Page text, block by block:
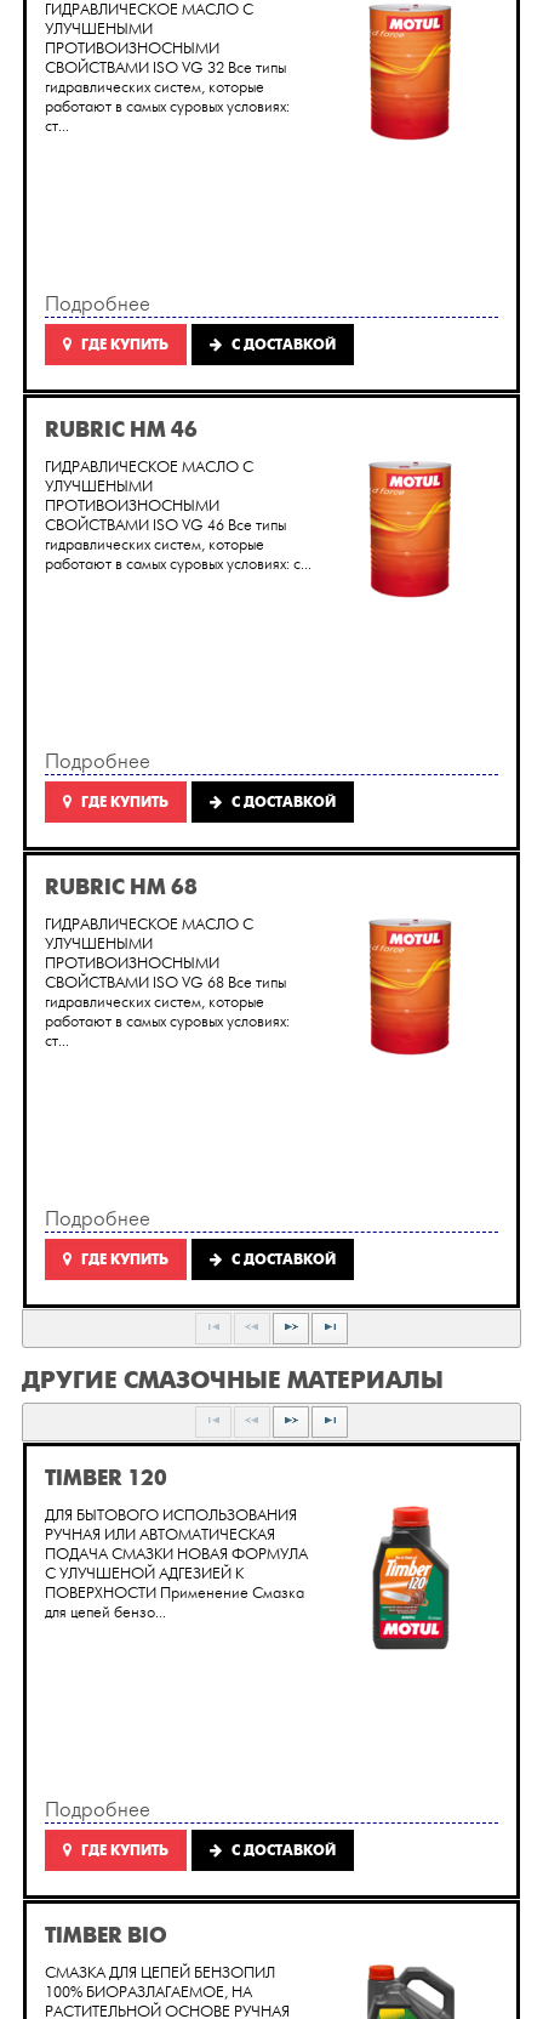
ГИДРАВЛИЧЕСКОЕ МАСЛО С
УЛУЧШЕНЫМИ
ПРОТИВОИЗНОСНЫМИ
СВОЙСТВАМИ ISO VG 32 Все типы
гидравлических систем, которые
работают в самых суровых условиях:
ст...
Подробнее
ГДЕ КУПИТЬ C ДОСТАВКОЙ
RUBRIC HM 46
ГИДРАВЛИЧЕСКОЕ МАСЛО С
УЛУЧШЕНЫМИ
ПРОТИВОИЗНОСНЫМИ
СВОЙСТВАМИ ISO VG 46 Все типы
гидравлических систем, которые
работают в самых суровых условиях: с...
Подробнее
ГДЕ КУПИТЬ C ДОСТАВКОЙ
RUBRIC HM 68
ГИДРАВЛИЧЕСКОЕ МАСЛО С
УЛУЧШЕНЫМИ
ПРОТИВОИЗНОСНЫМИ
СВОЙСТВАМИ ISO VG 68 Все типы
гидравлических систем, которые
работают в самых суровых условиях:
ст...
Подробнее
ГДЕ КУПИТЬ C ДОСТАВКОЙ
ДРУГИЕ СМАЗОЧНЫЕ МАТЕРИАЛЫ
TIMBER 120
ДЛЯ БЫТОВОГО ИСПОЛЬЗОВАНИЯ
РУЧНАЯ ИЛИ АВТОМАТИЧЕСКАЯ
ПОДАЧА СМАЗКИ НОВАЯ ФОРМУЛА
С УЛУЧШЕНОЙ АДГЕЗИЕЙ К
ПОВЕРХНОСТИ Применение Смазка
для цепей бензо...
Подробнее
ГДЕ КУПИТЬ C ДОСТАВКОЙ
TIMBER BIO
СМАЗКА ДЛЯ ЦЕПЕЙ БЕНЗОПИЛ
100% БИОРАЗЛАГАЕМОЕ, НА
РАСТИТЕЛЬНОЙ ОСНОВЕ РУЧНАЯ